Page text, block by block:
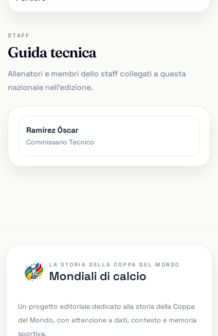
STAFF
Guida tecnica
Allenatori e membri dello staff collegati a questa
nazionale nell'edizione.
Ramírez Óscar
Commissario Tecnico
LA STORIA DELLA COPPA DEL MONDO
Mondiali di calcio
Un progetto editoriale dedicato alla storia della Coppa
del Mondo, con attenzione a dati, contesto e memoria
sportiva.